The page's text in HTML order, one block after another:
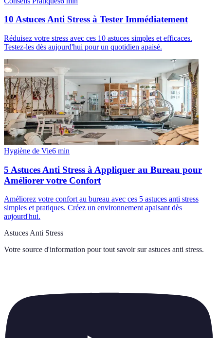
10 Astuces Anti Stress à Tester Immédiatement
Réduisez votre stress avec ces 10 astuces simples et efficaces.
Testez-les dès aujourd'hui pour un quotidien apaisé.
Hygiène de Vie6 min
5 Astuces Anti Stress à Appliquer au Bureau pour
Améliorer votre Confort
Améliorez votre confort au bureau avec ces 5 astuces anti stress
simples et pratiques. Créez un environnement apaisant dès
aujourd'hui.
Astuces Anti Stress
Votre source d'information pour tout savoir sur astuces anti stress.